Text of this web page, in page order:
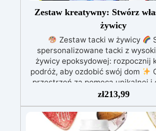
Zestaw kreatywny: Stwórz
żywicy
Zestaw tacki w żywicy
spersonalizowane tacki z
żywicy epoksydowej: rozpocznij
podróż, aby ozdobić swój dom
przestrzeń za pomocą unikalnej i
tacki dzięki naszemu
Dostarczamy Ci wszystko, czego
aby rozpocząć: 830 gramów
epoksydowej wysokiej jakości;
zł213,99